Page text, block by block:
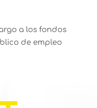
a los fondos
de empleo